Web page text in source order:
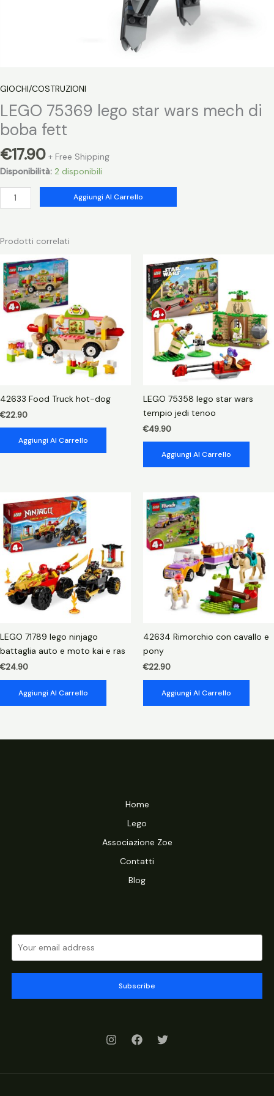
GIOCHI/COSTRUZIONI
LEGO 75369 lego star wars mech di
boba fett
€17.90 + Free Shipping
Disponibilità: 2 disponibili
LEGO
75369
star
mech
di
boba
fett
Aggiungi Al Carrello
Prodotti correlati
42633 Food Truck hot-dog
€22.90
Aggiungi Al Carrello
LEGO 75358 lego star wars
tempio jedi tenoo
€49.90
Aggiungi Al Carrello
LEGO 71789 lego ninjago
battaglia auto e moto kai e ras
€24.90
Aggiungi Al Carrello
42634 Rimorchio con cavallo e
pony
€22.90
Aggiungi Al Carrello
Home
Lego
Associazione Zoe
Contatti
Blog
Subscribe